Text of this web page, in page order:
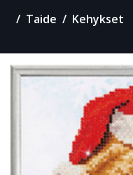
Taide Kehykset